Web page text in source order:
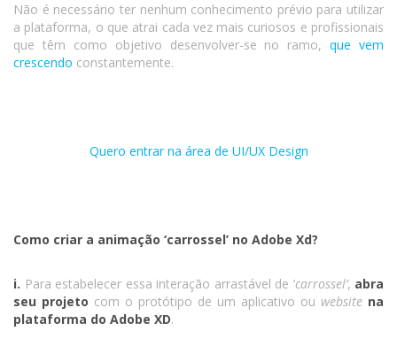
Não é necessário ter nenhum conhecimento prévio para utilizar
a plataforma, o que atrai cada vez mais curiosos e profissionais
que têm como objetivo desenvolver-se no ramo,que vem
crescendo constantemente.
Quero entrar na área de UI/UX Design
Como criar a animação ‘carrossel’ no Adobe Xd?
i. Para estabelecer essa interação arrastável de ‘carrossel’, abra
seu projeto com o protótipo de um aplicativo ou website na
plataforma do Adobe XD.